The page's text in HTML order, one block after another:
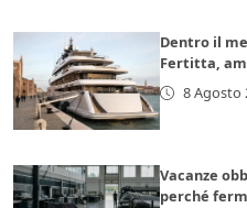
Dentro il
Fertitta,
8 Agosto
Vacanze
perché